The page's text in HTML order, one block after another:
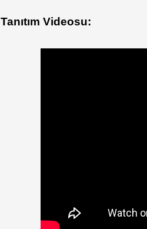
Tanıtım Videosu: